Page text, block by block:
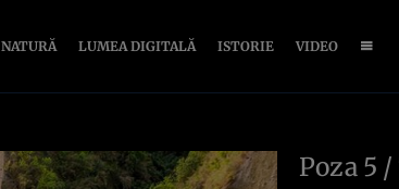
NATURĂ LUMEA DIGITALĂ ISTORIE VIDEO
Poza 5 /